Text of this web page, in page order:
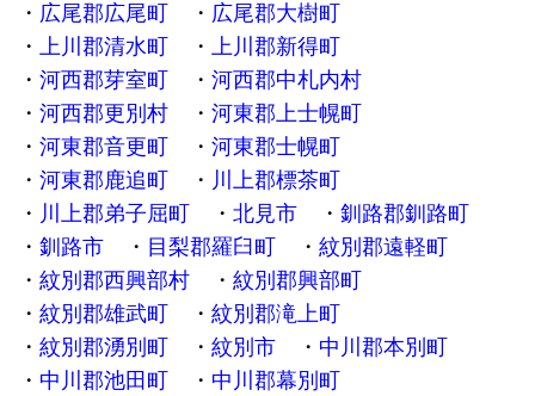
広尾郡広尾町
広尾郡大樹町
上川郡清水町
上川郡新得町
河西郡芽室町
河西郡中札内村
河西郡更別村
河東郡上士幌町
河東郡音更町
河東郡士幌町
河東郡鹿追町
川上郡標茶町
川上郡弟子屈町
北見市
釧路郡釧路町
釧路市
目梨郡羅臼町
紋別郡遠軽町
紋別郡西興部村
紋別郡興部町
紋別郡雄武町
紋別郡滝上町
紋別郡湧別町
紋別市
中川郡本別町
中川郡池田町
中川郡幕別町